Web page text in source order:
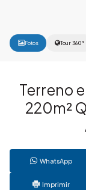
Fotos Tour 360°
Terreno
220m²
WhatsApp
Imprimir